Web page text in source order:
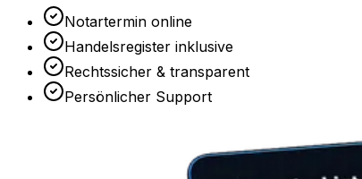
Notartermin online
Handelsregister inklusive
Rechtssicher & transparent
Persönlicher Support